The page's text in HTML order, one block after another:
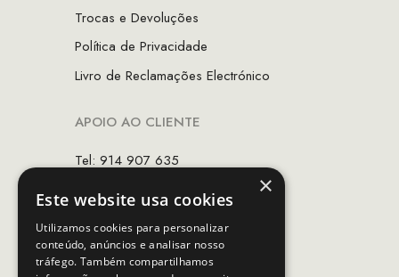
Trocas e Devoluções
Política de Privacidade
Livro de Reclamações Electrónico
APOIO AO CLIENTE
Tel: 914 907 635
Horário de contacto:
×
Este website usa cookies
Utilizamos cookies para personalizar
conteúdo, anúncios e analisar nosso
tráfego. Também compartilhamos